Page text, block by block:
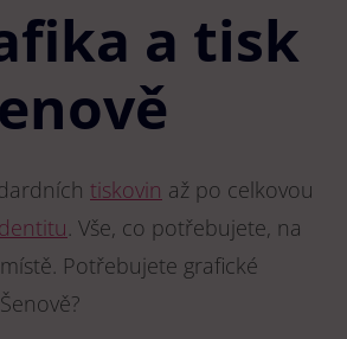
a tisk
tiskovin až po celkovou
. Vše, co potřebujete, na
Potřebujete grafické